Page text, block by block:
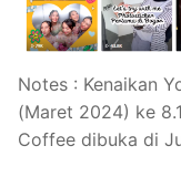
Notes : Kenaikan
(Maret 2024) ke
Coffee dibuka di